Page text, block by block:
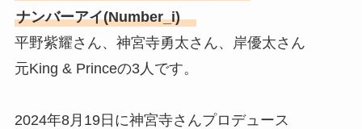
ナンバーアイ(Number_i)
平野紫耀さん、神宮寺勇太さん、岸優太さん
元King & Princeの3人です。
2024年8月19日に神宮寺さんプロデュース